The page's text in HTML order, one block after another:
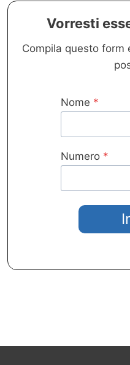
Vorresti
Compila questo form
Nome *
Numero *